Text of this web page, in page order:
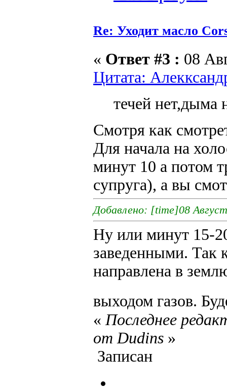
Re: Уходит масло
« Ответ #3 : 08
Цитата:
течей нет,дыма
Смотря как
Для начала на
минут 10 а потом
супруга), а вы
Добавлено: [time]08
Ну или минут 15-
заведенными. Так
направлена в
выходом газов.
« Последнее
от Dudins »
Записан